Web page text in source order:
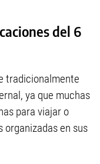
del 6
tradicionalmente
ya que muchas
para viajar o
en sus